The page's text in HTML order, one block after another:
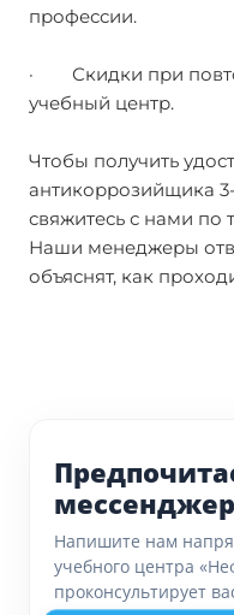
профессии.
· Скидки при
учебный центр.
Чтобы получить
антикоррозийщика
свяжитесь с нами по
Наши менеджеры
объяснят, как
Напишите нам
учебного центра
проконсультирует